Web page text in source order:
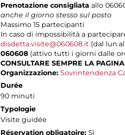
Prenotazione consigliata allo
anche il giorno stesso sul posto
Massimo 15 partecipanti
In caso di impossibilità a
disdetta.visite@060608.it (dal
060608 (attivo tutti i giorni dalle
CONSULTARE SEMPRE LA PAGINA
Organizzazione: Sovrintendenza
Durée
90 minuti
Typologie
Visite guidée
Réservation obligatoire: Sì